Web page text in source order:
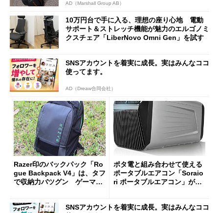
AD（Marshall Group AB）
10万円台で手に入る、理想の座り心地 電動
サポート＆ストレッチ機能が魅力のエルゴノミ
クスチェア「LiberNovo Omni Gen」を試す
SNSアカウントを着実に成長。実はみんなココ
使ってます。
AD（Dreaw合同会社）
Razer印のバックパック「Ro
gue Backpack V4」は、タフ
で収納力バツグン ゲーマー
ポタ電と組み合わせて使える
ポータブルエアコン「Soraio
ri ポータブルエアコン」がセ
SNSアカウントを着実に成長。実はみんなココ